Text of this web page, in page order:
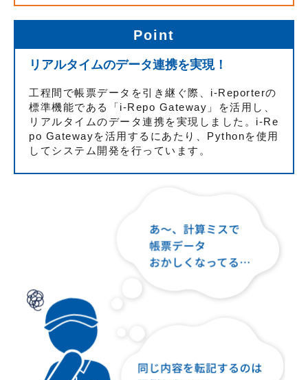
Point
リアルタイムのデータ連携を実現！
工程間で帳票データを引き継ぐ際、i-Reporterの
標準機能である「i-Repo Gateway」を活用し、
リアルタイムのデータ連携を実現しました。i-Re
po Gatewayを活用するにあたり、Pythonを使用
してシステム開発を行っています。